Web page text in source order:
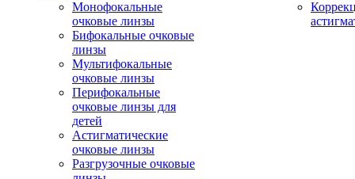
Монофокальные
очковые линзы
Бифокальные очковые
линзы
Мультифокальные
очковые линзы
Перифокальные
очковые линзы для
детей
Астигматические
очковые линзы
Разгрузочные очковые